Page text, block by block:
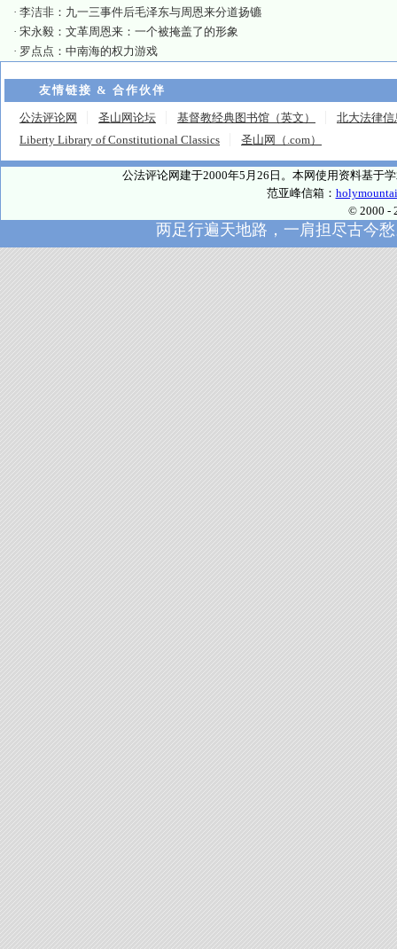
· 李洁非：九一三事件后毛泽东与周恩来分道扬镳
· 宋永毅：文革周恩来：一个被掩盖了的形象
· 罗点点：中南海的权力游戏
友情链接 & 合作伙伴
公法评论网 圣山网论坛 基督教经典图书馆（英文）
北大法律信
Liberty Library of Constitutional Classics
圣山网（.com）
公法评论网建于2000年5月26日。本网使用资料基于
范亚峰信箱：
© 2000 -
两足行遍天地路，一肩担尽古今